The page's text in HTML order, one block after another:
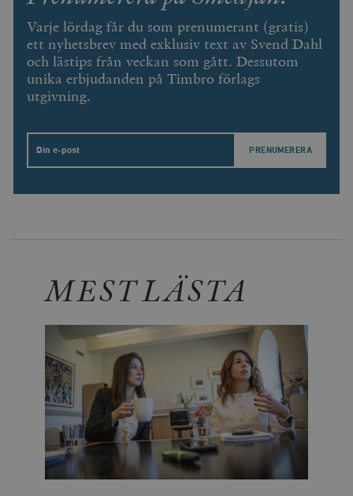
Varje lördag får du som prenumerant (gratis)
ett nyhetsbrev med exklusiv text av Svend Dahl
och lästips från veckan som gått. Dessutom
unika erbjudanden på Timbro förlags
utgivning.
Email
MEST LÄSTA